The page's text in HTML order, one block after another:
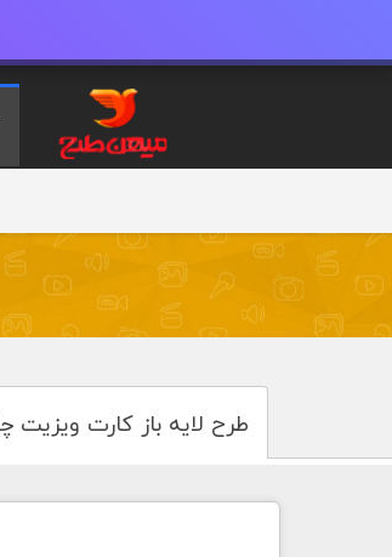
طرح لایه باز کارت ویزیت